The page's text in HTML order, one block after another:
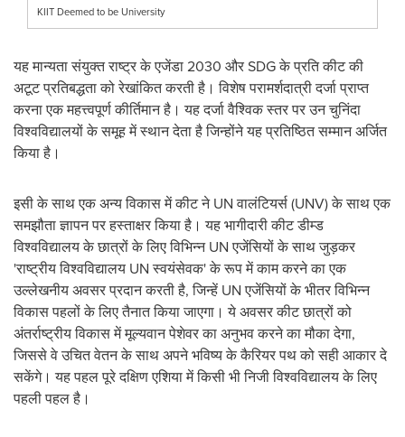
KIIT Deemed to be University
यह मान्यता संयुक्त राष्ट्र के एजेंडा 2030 और SDG के प्रति कीट की
अटूट प्रतिबद्धता को रेखांकित करती है। विशेष परामर्शदात्री दर्जा प्राप्त
करना एक महत्त्वपूर्ण कीर्तिमान है। यह दर्जा वैश्विक स्तर पर उन चुनिंदा
विश्वविद्यालयों के समूह में स्थान देता है जिन्होंने यह प्रतिष्ठित सम्मान अर्जित
किया है।
इसी के साथ एक अन्य विकास में कीट ने UN वालंटियर्स (UNV) के साथ एक
समझौता ज्ञापन पर हस्ताक्षर किया है। यह भागीदारी कीट डीम्ड
विश्वविद्यालय के छात्रों के लिए विभिन्न UN एजेंसियों के साथ जुड़कर
'राष्ट्रीय विश्वविद्यालय UN स्वयंसेवक' के रूप में काम करने का एक
उल्लेखनीय अवसर प्रदान करती है, जिन्हें UN एजेंसियों के भीतर विभिन्न
विकास पहलों के लिए तैनात किया जाएगा। ये अवसर कीट छात्रों को
अंतर्राष्ट्रीय विकास में मूल्यवान पेशेवर का अनुभव करने का मौका देगा,
जिससे वे उचित वेतन के साथ अपने भविष्य के कैरियर पथ को सही आकार दे
सकेंगे। यह पहल पूरे दक्षिण एशिया में किसी भी निजी विश्वविद्यालय के लिए
पहली पहल है।